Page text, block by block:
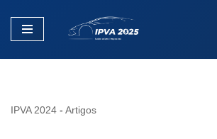
Pular
IPVA 2024 - Artigos